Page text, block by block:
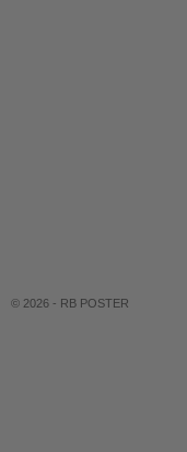
© 2026 - RB POSTER